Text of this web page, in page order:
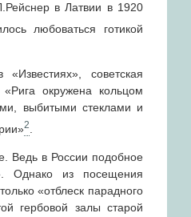
в Латвии в 1920
любоваться готикой
советская
окружена кольцом
выбитыми стеклами и
2
Ведь в России подобное
Однако из посещения
«отблеск парадного
гербовой залы старой